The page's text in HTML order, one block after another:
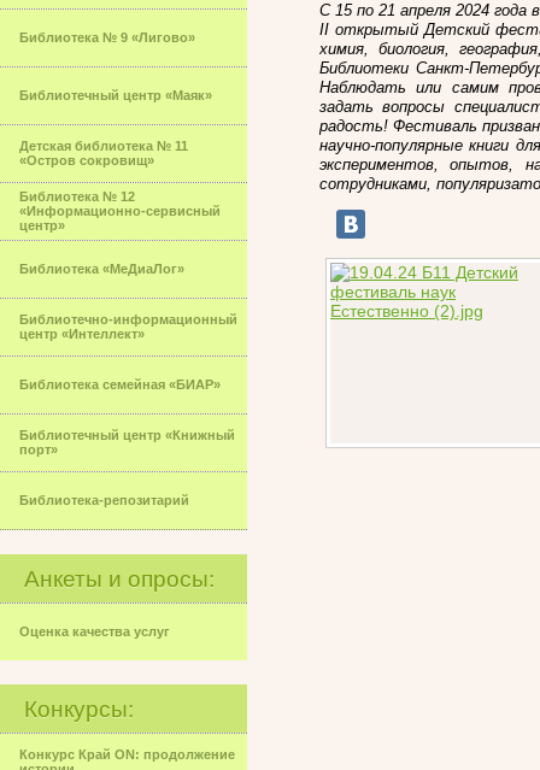
Библиотека № 9 «Лигово»
Библиотечный центр «Маяк»
Детская библиотека № 11
«Остров сокровищ»
Библиотека № 12
«Информационно-сервисный
центр»
Библиотека «МеДиаЛог»
Библиотечно-информационный
центр «Интеллект»
Библиотека семейная «БИАР»
Библиотечный центр «Книжный
порт»
Библиотека-репозитарий
Анкеты и опросы:
Оценка качества услуг
Конкурсы:
Конкурс Край ON: продолжение
С 15 по 21 апреля 2024 года
II открытый Детский
химия, биология,
Библиотеки Санкт-
Наблюдать или самим
задать вопросы
радость! Фестиваль
научно-популярные книги
экспериментов, опытов,
сотрудниками,